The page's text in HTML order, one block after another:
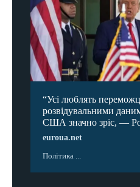
“Усі люблять
розвідувальними
США значно зріс, —
euroua.net
Політика ...